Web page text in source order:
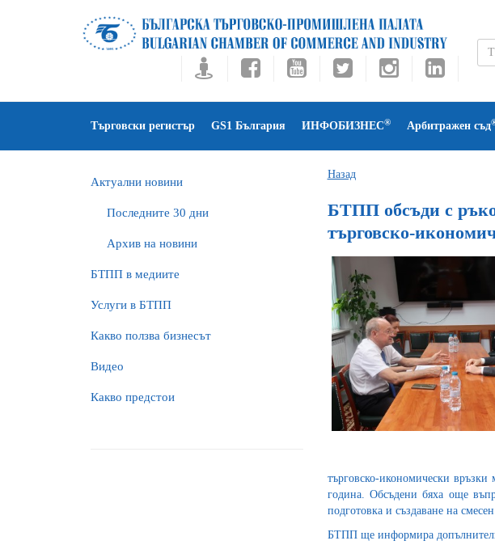
Търговски регистър GS1 България ИНФОБИЗНЕС® Арбитражен съд
Актуални новини
Последните 30 дни
Архив на новини
БTПП в медиите
Услуги в БТПП
Какво ползва бизнесът
Видео
Какво предстои
Назад
БТПП обсъди с
търговско-
търговско-икономически
година. Обсъдени бяха още
подготовка и създаване на
БТПП ще информира